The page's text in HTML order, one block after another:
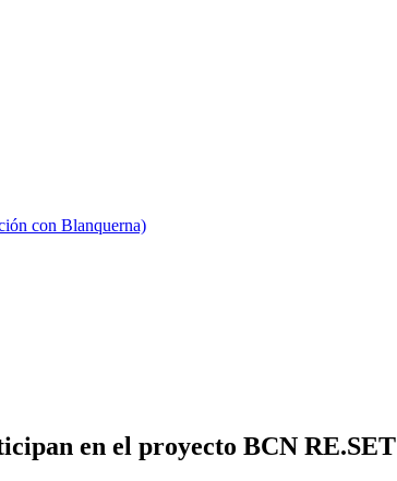
con Blanquerna)
en el proyecto BCN RE.SET